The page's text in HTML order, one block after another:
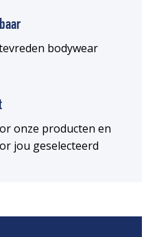
bodywear
onze producten en
jou geselecteerd